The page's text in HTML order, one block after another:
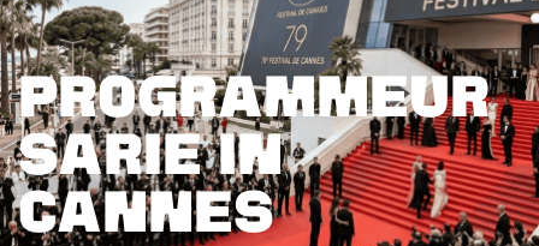
PROGRAMMEUR
SARIE IN
CANNES